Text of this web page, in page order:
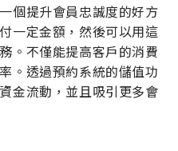
個提升會員忠誠度的好方
一定金額，然後可以用這
。不僅能提高客戶的消費
。透過預約系統的儲值功
金流動，並且吸引更多會